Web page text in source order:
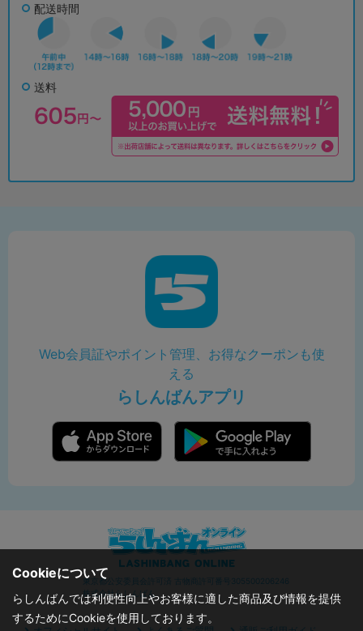
配送時間
送料
Web会員証やポイント管理、お得なクーポンも使
える
らしんばんアプリ
東京都公安委員会許可済 古物商許可番号305500206246
株式会社らしんばん
Cookieについて
らしんばんでは利便性向上やお客様に適した商品及び情報を提供
するためにCookieを使用しております。